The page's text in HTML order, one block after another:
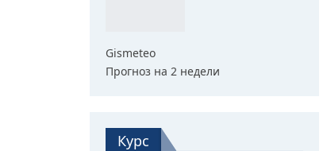
Gismeteo
Прогноз на 2 недели
Курс